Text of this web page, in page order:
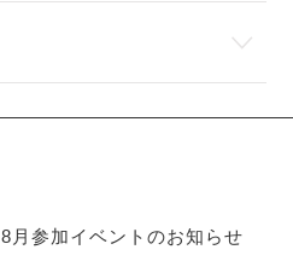
8月参加イベントのお知らせ